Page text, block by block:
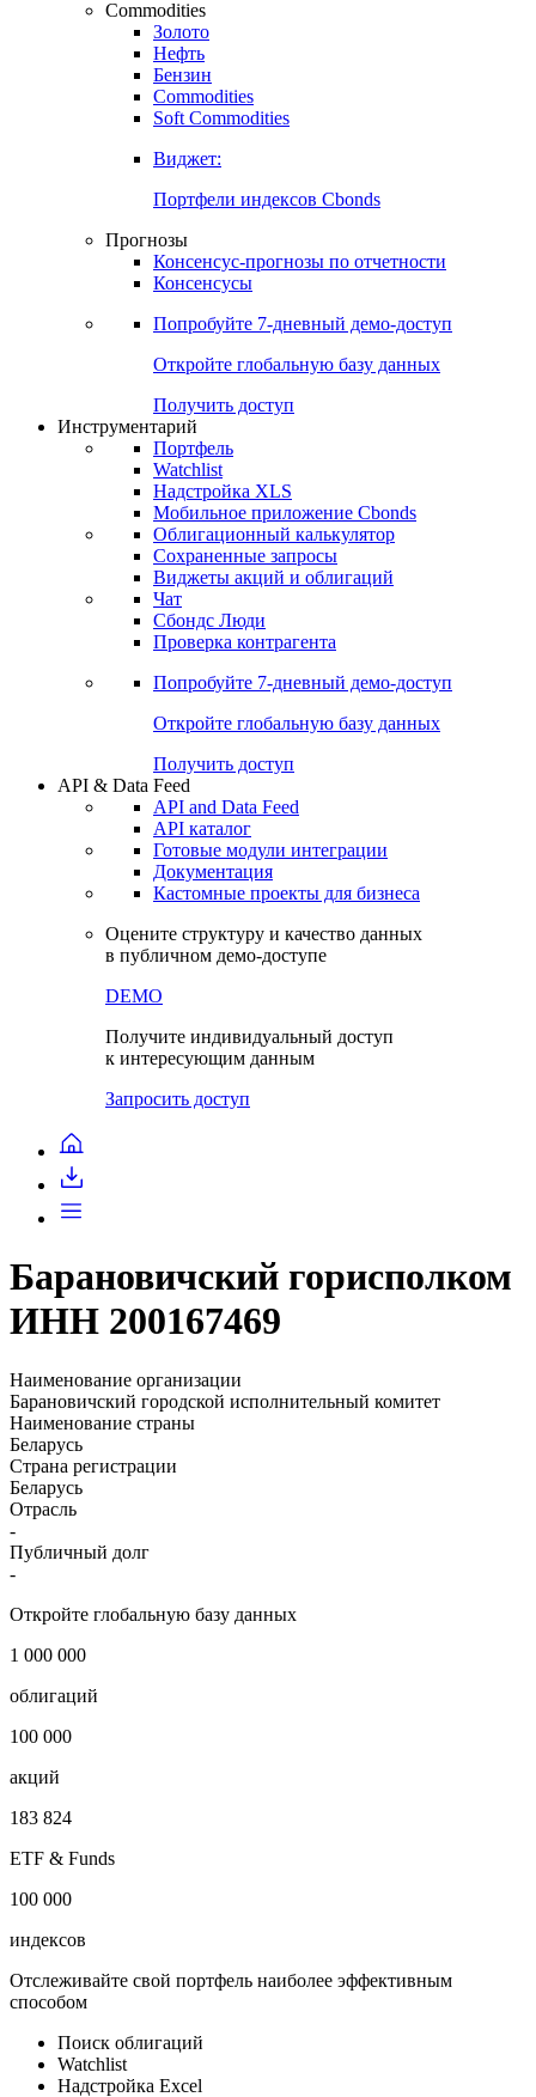
Commodities
Золото
Нефть
Бензин
Commodities
Soft Commodities
Виджет:
Портфели индексов Cbonds
Прогнозы
Консенсус-прогнозы по отчетности
Консенсусы
Попробуйте 7-дневный демо-доступ
Откройте глобальную базу данных
Получить доступ
Инструментарий
Портфель
Watchlist
Надстройка XLS
Мобильное приложение Cbonds
Облигационный калькулятор
Сохраненные запросы
Виджеты акций и облигаций
Чат
Сбондс Люди
Проверка контрагента
Попробуйте 7-дневный демо-доступ
Откройте глобальную базу данных
Получить доступ
API & Data Feed
API and Data Feed
API каталог
Готовые модули интеграции
Документация
Кастомные проекты для бизнеса
Оцените структуру и качество данных
в публичном демо-доступе
DEMO
Получите индивидуальный доступ
к интересующим данным
Запросить доступ
Барановичский горисполком
ИНН 200167469
Наименование организации
Барановичский городской исполнительный комитет
Наименование страны
Беларусь
Страна регистрации
Беларусь
Отрасль
-
Публичный долг
-
Откройте глобальную базу данных
1 000 000
облигаций
100 000
акций
183 824
ETF & Funds
100 000
индексов
Отслеживайте свой портфель наиболее эффективным
способом
Поиск облигаций
Watchlist
Надстройка Excel